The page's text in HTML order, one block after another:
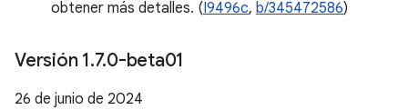
obtener más detalles. (I9496c, b/345472586)
Versión 1.7.0-beta01
26 de junio de 2024